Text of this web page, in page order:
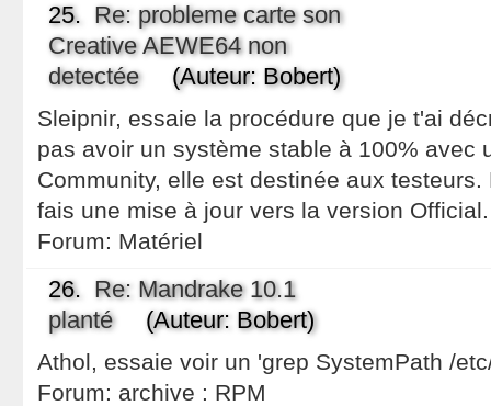
25. Re: probleme carte son
Creative AEWE64 non
detectée(Auteur: Bobert)
Sleipnir, essaie la procédure que je t'ai
pas avoir un système stable à 100% avec
Community, elle est destinée aux
fais une mise à jour vers la version Official.
Forum: Matériel
26. Re: Mandrake 10.1
planté(Auteur: Bobert)
Athol, essaie voir un 'grep SystemPath /
Forum: archive : RPM